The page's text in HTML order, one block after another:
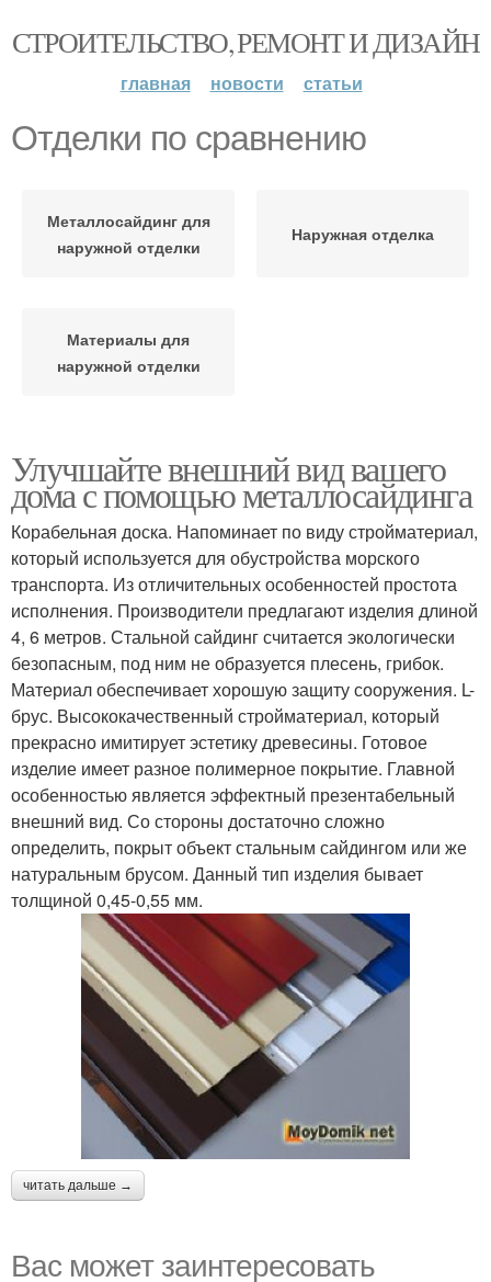
СТРОИТЕЛЬСТВО, РЕМОНТ И ДИЗАЙН
главная новости статьи
Отделки по сравнению
Металлосайдинг для
наружной отделки
Наружная отделка
Материалы для
наружной отделки
Улучшайте внешний вид вашего
дома с помощью металлосайдинга
Корабельная доска. Напоминает по виду стройматериал,
который используется для обустройства морского
транспорта. Из отличительных особенностей простота
исполнения. Производители предлагают изделия длиной
4, 6 метров. Стальной сайдинг считается экологически
безопасным, под ним не образуется плесень, грибок.
Материал обеспечивает хорошую защиту сооружения. L-
брус. Высококачественный стройматериал, который
прекрасно имитирует эстетику древесины. Готовое
изделие имеет разное полимерное покрытие. Главной
особенностью является эффектный презентабельный
внешний вид. Со стороны достаточно сложно
определить, покрыт объект стальным сайдингом или же
натуральным брусом. Данный тип изделия бывает
толщиной 0,45-0,55 мм.
читать дальше →
Вас может заинтересовать